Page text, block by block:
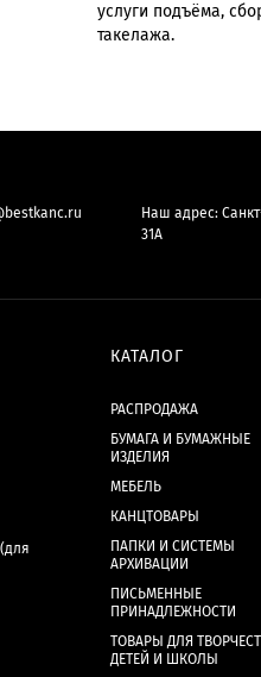
услуги подъёма,
такелажа.
Наш адрес:
31А
КАТАЛОГ
РАСПРОДАЖА
БУМАГА И БУМАЖНЫЕ
ИЗДЕЛИЯ
МЕБЕЛЬ
КАНЦТОВАРЫ
ПАПКИ И СИСТЕМЫ
АРХИВАЦИИ
ПИСЬМЕННЫЕ
ПРИНАДЛЕЖНОСТИ
ТОВАРЫ ДЛЯ
ДЕТЕЙ И ШКОЛЫ